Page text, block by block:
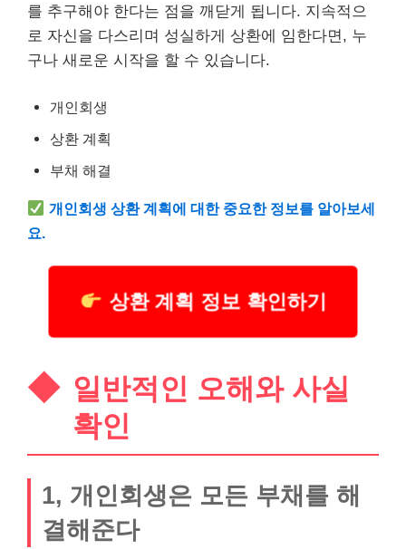
를 추구해야 한다는 점을 깨닫게 됩니다. 지속적으
로 자신을 다스리며 성실하게 상환에 임한다면, 누
구나 새로운 시작을 할 수 있습니다.
개인회생
상환 계획
부채 해결
개인회생 상환 계획에 대한 중요한 정보를 알아보세
요.
상환 계획 정보 확인하기
일반적인 오해와 사실
확인
1, 개인회생은 모든 부채를 해
결해준다